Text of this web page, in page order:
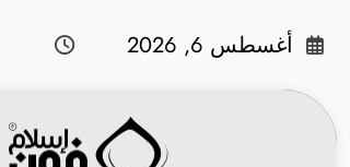
أغسطس 6, 2026